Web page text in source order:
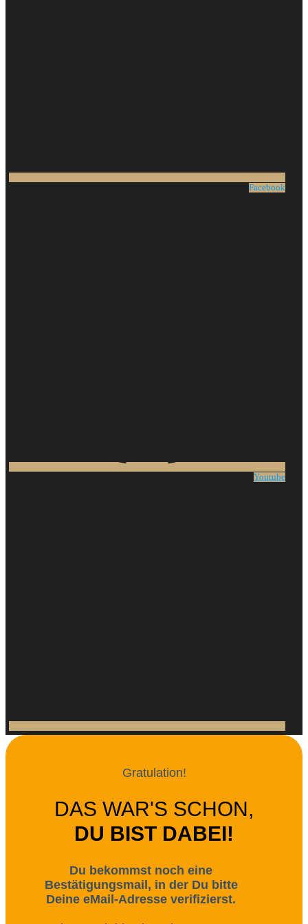
Facebook
Youtube
Gratulation!
DAS WAR'S SCHON,
DU BIST DABEI!
Du bekommst noch eine
Bestätigungsmail, in der Du bitte
Deine eMail-Adresse verifizierst.